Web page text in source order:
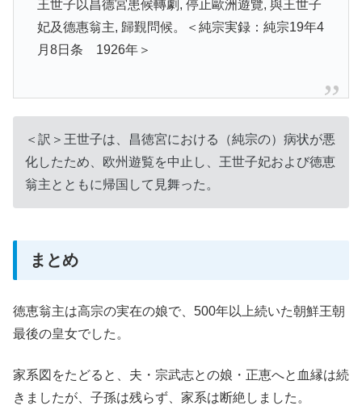
王世子以昌德宮患候轉劇, 停止歐洲遊覽, 與王世子
妃及德惠翁主, 歸覲問候。＜純宗実録：純宗19年4
月8日条 1926年＞
＜訳＞王世子は、昌徳宮における（純宗の）病状が悪
化したため、欧州遊覧を中止し、王世子妃および徳恵
翁主とともに帰国して見舞った。
まとめ
徳恵翁主は高宗の実在の娘で、500年以上続いた朝鮮王朝
最後の皇女でした。
家系図をたどると、夫・宗武志との娘・正恵へと血縁は続
きましたが、子孫は残らず、家系は断絶しました。